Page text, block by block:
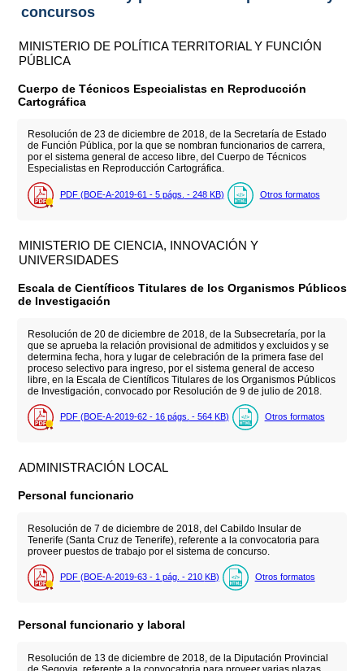
concursos
MINISTERIO DE POLÍTICA TERRITORIAL Y FUNCIÓN
PÚBLICA
Cuerpo de Técnicos Especialistas en Reproducción
Cartográfica
Resolución de 23 de diciembre de 2018, de la Secretaría de Estado
de Función Pública, por la que se nombran funcionarios de carrera,
por el sistema general de acceso libre, del Cuerpo de Técnicos
Especialistas en Reproducción Cartográfica.
PDF (BOE-A-2019-61 - 5 págs. - 248 KB) Otros formatos
MINISTERIO DE CIENCIA, INNOVACIÓN Y
UNIVERSIDADES
Escala de Científicos Titulares de los Organismos Públicos
de Investigación
Resolución de 20 de diciembre de 2018, de la Subsecretaría, por la
que se aprueba la relación provisional de admitidos y excluidos y se
determina fecha, hora y lugar de celebración de la primera fase del
proceso selectivo para ingreso, por el sistema general de acceso
libre, en la Escala de Científicos Titulares de los Organismos Públicos
de Investigación, convocado por Resolución de 9 de julio de 2018.
PDF (BOE-A-2019-62 - 16 págs. - 564 KB) Otros formatos
ADMINISTRACIÓN LOCAL
Personal funcionario
Resolución de 7 de diciembre de 2018, del Cabildo Insular de
Tenerife (Santa Cruz de Tenerife), referente a la convocatoria para
proveer puestos de trabajo por el sistema de concurso.
PDF (BOE-A-2019-63 - 1 pág. - 210 KB) Otros formatos
Personal funcionario y laboral
Resolución de 13 de diciembre de 2018, de la Diputación Provincial